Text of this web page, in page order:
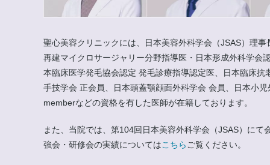
聖心美容クリニックには、日本美容外科学会（JSAS）理
再建マイクロサージャリー分野指導医・日本形成外科学会
本臨床医学発毛協会認定 発毛診療指導認定医、日本臨床
手技学会 正会員、日本頭蓋顎顔面外科学会 会員、日本小
memberなどの資格を有した医師が在籍しております。
また、当院では、第104回日本美容外科学会（JSAS）に
強会・研修会の実績についてはこちら ご覧ください。